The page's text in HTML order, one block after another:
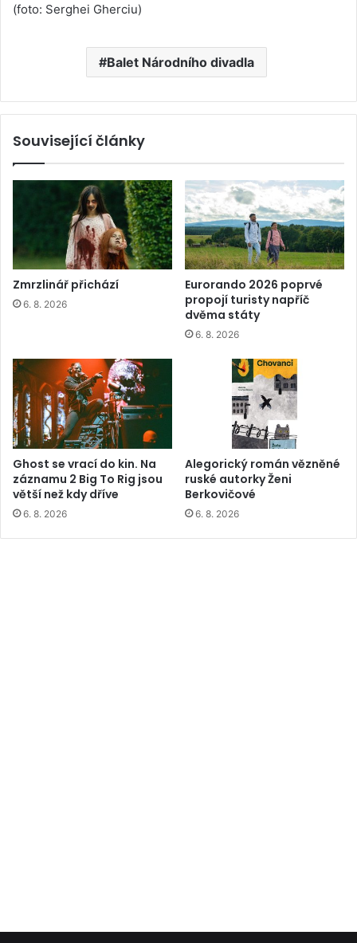
(foto: Serghei Gherciu)
Balet Národního divadla
Související články
Zmrzlinář přichází
6. 8. 2026
Eurorando 2026 poprvé
propojí turisty napříč
dvěma státy
6. 8. 2026
Ghost se vrací do kin. Na
záznamu 2 Big To Rig jsou
větší než kdy dříve
6. 8. 2026
Alegorický román vězněné
ruské autorky Ženi
Berkovičové
6. 8. 2026